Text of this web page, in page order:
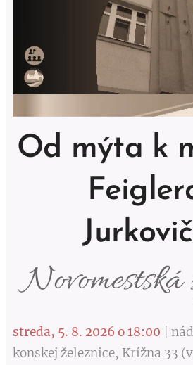
Od mýta k
streda, 5. 8. 2026 o 18:00 |
konskej železnice, Krížna 33